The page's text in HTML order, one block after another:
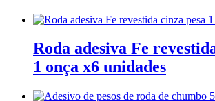
Roda adesiva Fe
1 onça x6 unidades